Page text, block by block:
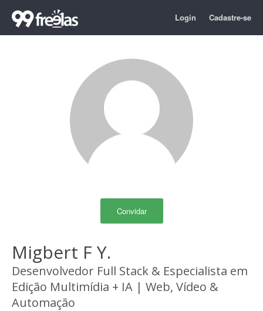
Login Cadastre-se
Convidar
Migbert F Y.
Desenvolvedor Full Stack & Especialista em
Edição Multimídia + IA | Web, Vídeo &
Automação